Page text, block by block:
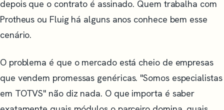
depois que o contrato é assinado. Quem trabalha com
Protheus ou Fluig há alguns anos conhece bem esse
cenário.
O problema é que o mercado está cheio de empresas
que vendem promessas genéricas. "Somos especialistas
em TOTVS" não diz nada. O que importa é saber